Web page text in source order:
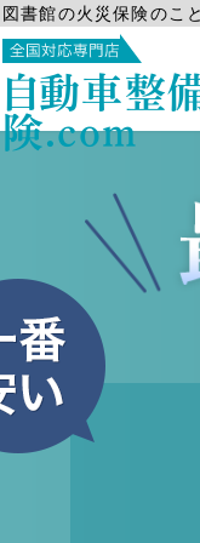
図書館の火災保険のこ
自動車整
険.com